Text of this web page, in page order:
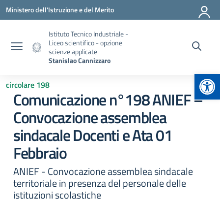
Vai ai contenuti
Vai al menu di navigazione
Vai al footer
Ministero dell'Istruzione e del Merito
Istituto Tecnico Industriale -
Liceo scientifico - opzione
scienze applicate
Stanislao Cannizzaro
circolare 198
Comunicazione n°198 ANIEF –
Convocazione assemblea
sindacale Docenti e Ata 01
Febbraio
ANIEF - Convocazione assemblea sindacale
territoriale in presenza del personale delle
istituzioni scolastiche